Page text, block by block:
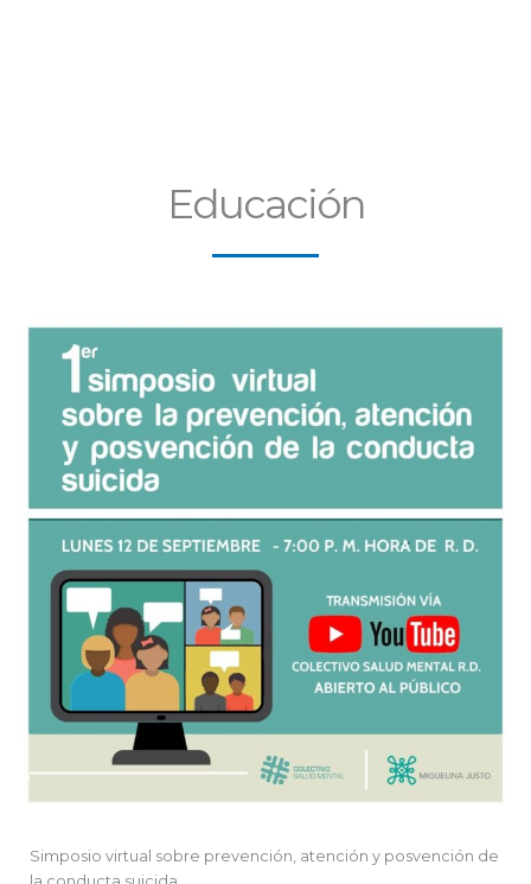
Educación
Simposio virtual sobre prevención, atención y posvención de